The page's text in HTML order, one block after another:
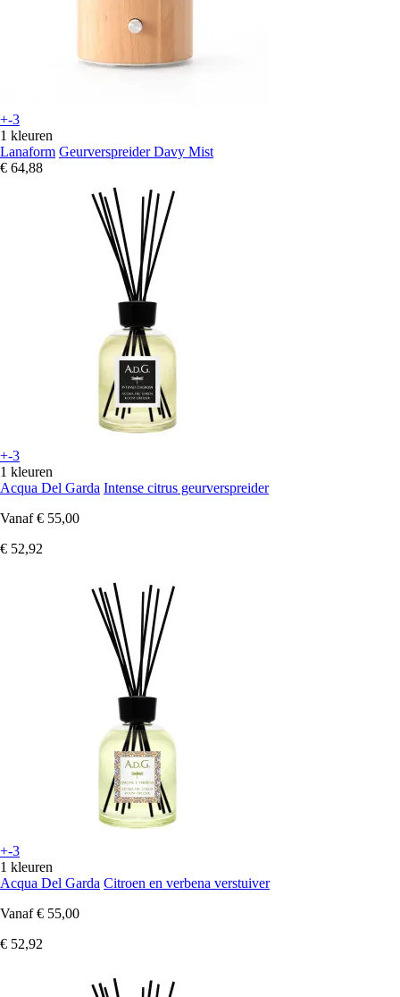
+-3
1 kleuren
Lanaform Geurverspreider Davy Mist
€ 64,88
+-3
1 kleuren
Acqua Del Garda Intense citrus geurverspreider
Vanaf € 55,00
€ 52,92
+-3
1 kleuren
Acqua Del Garda Citroen en verbena verstuiver
Vanaf € 55,00
€ 52,92